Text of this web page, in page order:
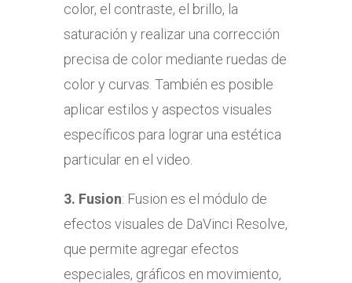
color, el contraste, el brillo, la
saturación y realizar una corrección
precisa de color mediante ruedas de
color y curvas. También es posible
aplicar estilos y aspectos visuales
específicos para lograr una estética
particular en el video.
3. Fusion: Fusion es el módulo de
efectos visuales de DaVinci Resolve,
que permite agregar efectos
especiales, gráficos en movimiento,